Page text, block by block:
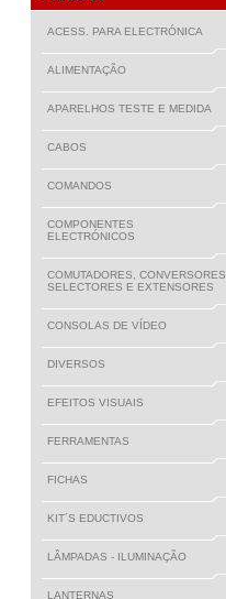
ACESS. PARA ELECTRÓNICA
ALIMENTAÇÃO
APARELHOS TESTE E MEDIDA
CABOS
COMANDOS
COMPONENTES
ELECTRÓNICOS
COMUTADORES, CONVERSORES,
SELECTORES E EXTENSORES
CONSOLAS DE VÍDEO
DIVERSOS
EFEITOS VISUAIS
FERRAMENTAS
FICHAS
KIT´S EDUCTIVOS
LÂMPADAS - ILUMINAÇÃO
LANTERNAS